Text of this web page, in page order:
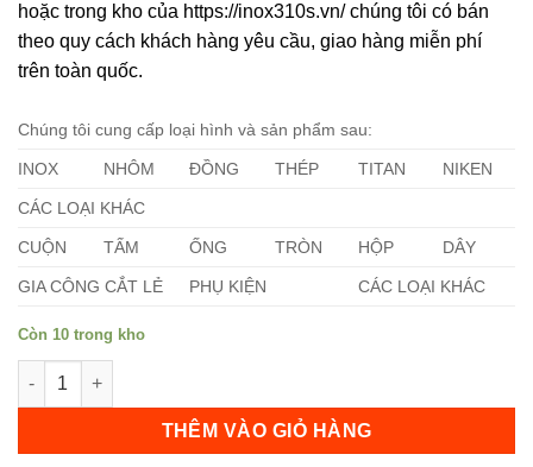
hoặc trong kho của https://inox310s.vn/ chúng tôi có bán
theo quy cách khách hàng yêu cầu, giao hàng miễn phí
trên toàn quốc.
Chúng tôi cung cấp loại hình và sản phẩm sau:
INOX NHÔM ĐỒNG THÉP TITAN NIKEN
CÁC LOẠI KHÁC
CUỘN TẤM ỐNG TRÒN HỘP DÂY
GIA CÔNG CẮT LẺ PHỤ KIỆN CÁC LOẠI KHÁC
Còn 10 trong kho
Shim Chêm Đồng Thau 8.2mm số lượng
THÊM VÀO GIỎ HÀNG